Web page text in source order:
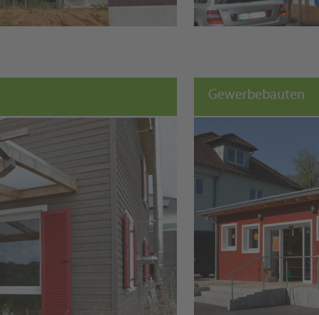
Gewerbebauten